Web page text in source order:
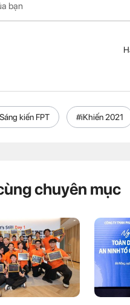
kiến FPT #iKhiến 2021
chuyên mục